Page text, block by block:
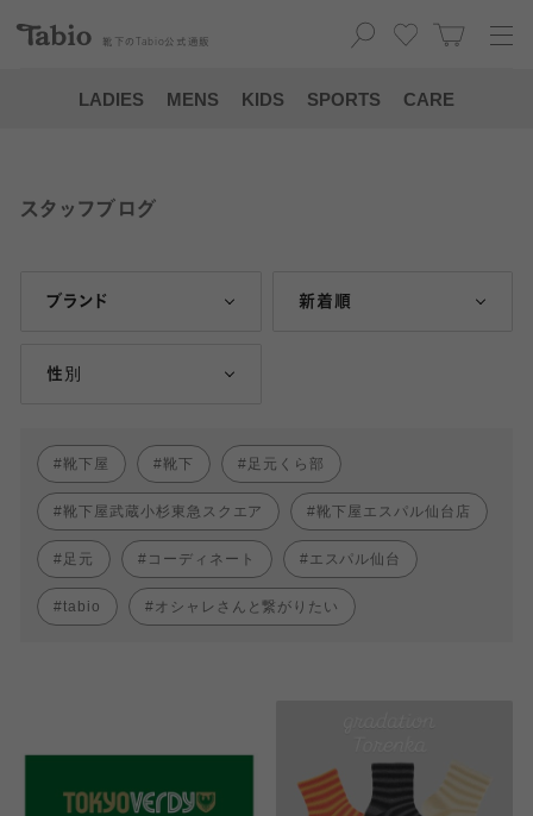
靴下の Tabio 公式通販
LADIES MENS KIDS SPORTS CARE
スタッフブログ
ブランド 新着順
性別
靴下屋 靴下 足元くら部
靴下屋武蔵小杉東急スクエア 靴下屋エスパル仙台店
足元 コーディネート エスパル仙台
tabio オシャレさんと繋がりたい